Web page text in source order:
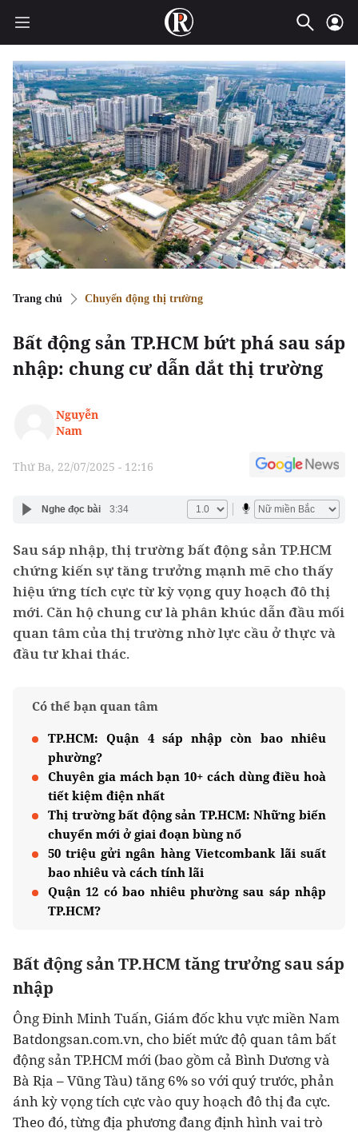
Trang chủ Chuyển động thị trường
Bất động sản TP.HCM bứt phá sau sáp
nhập: chung cư dẫn dắt thị trường
Nguyễn
Nam
Thứ Ba, 22/07/2025 - 12:16
Nghe đọc bài 3:34
Sau sáp nhập, thị trường bất động sản TP.HCM
chứng kiến sự tăng trưởng mạnh mẽ cho thấy
hiệu ứng tích cực từ kỳ vọng quy hoạch đô thị
mới. Căn hộ chung cư là phân khúc dẫn đầu mối
quan tâm của thị trường nhờ lực cầu ở thực và
đầu tư khai thác.
Có thể bạn quan tâm
TP.HCM: Quận 4 sáp nhập còn bao nhiêu
phường?
Chuyên gia mách bạn 10+ cách dùng điều hoà
tiết kiệm điện nhất
Thị trường bất động sản TP.HCM: Những biến
chuyển mới ở giai đoạn bùng nổ
50 triệu gửi ngân hàng Vietcombank lãi suất
bao nhiêu và cách tính lãi
Quận 12 có bao nhiêu phường sau sáp nhập
TP.HCM?
Bất động sản TP.HCM tăng trưởng sau sáp
nhập
Ông Đinh Minh Tuấn, Giám đốc khu vực miền Nam
Batdongsan.com.vn, cho biết mức độ quan tâm bất
động sản TP.HCMmới (bao gồm cả Bình Dương và
Bà Rịa – Vũng Tàu) tăng 6% so với quý trước, phản
ánh kỳ vọng tích cực vào quy hoạch đô thị đa cực.
Theo đó, từng địa phương đang định hình vai trò